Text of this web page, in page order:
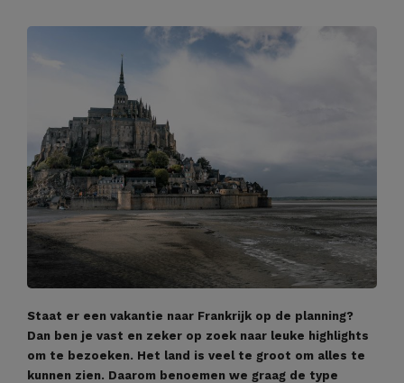
Staat er een vakantie naar Frankrijk op de planning?
Dan ben je vast en zeker op zoek naar leuke highlights
om te bezoeken. Het land is veel te groot om alles te
kunnen zien. Daarom benoemen we graag de type